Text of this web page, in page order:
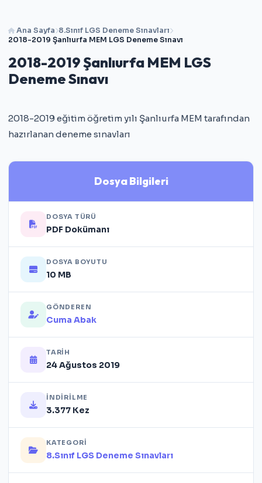
Ana Sayfa 8.Sınıf LGS Deneme Sınavları
2018-2019 Şanlıurfa MEM LGS Deneme Sınavı
2018-2019 Şanlıurfa MEM LGS
Deneme Sınavı
2018-2019 eğitim öğretim yılı Şanlıurfa MEM tarafından
hazırlanan deneme sınavları
Dosya Bilgileri
DOSYA TÜRÜ
PDF Dokümanı
DOSYA BOYUTU
10 MB
GÖNDEREN
Cuma Abak
TARIH
24 Ağustos 2019
İNDIRILME
3.377 Kez
KATEGORI
8.Sınıf LGS Deneme Sınavları